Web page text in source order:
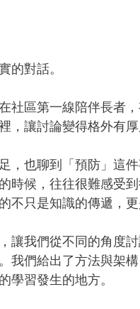
的對話。
區第一線陪伴長者
，讓討論變得格外有
，也聊到「預防」這
候，往往很難感受
不只是知識的傳遞，
讓我們從不同的角度
我們給出了方法與架
學習發生的地方。